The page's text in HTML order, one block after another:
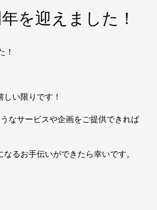
を迎えました！
！
い限りです！
なサービスや企画をご提供できれば
るお手伝いができたら幸いです。